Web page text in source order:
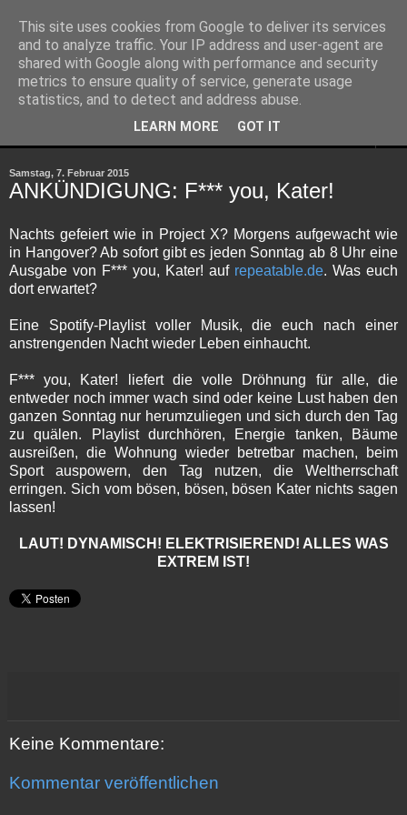
Samstag, 7. Februar 2015
ANKÜNDIGUNG: F*** you, Kater!
Nachts gefeiert wie in Project X? Morgens aufgewacht wie
in Hangover? Ab sofort gibt es jeden Sonntag ab 8 Uhr eine
Ausgabe von F*** you, Kater! auf repeatable.de. Was euch
dort erwartet?
Eine Spotify-Playlist voller Musik, die euch nach einer
anstrengenden Nacht wieder Leben einhaucht.
F*** you, Kater! liefert die volle Dröhnung für alle, die
entweder noch immer wach sind oder keine Lust haben den
ganzen Sonntag nur herumzuliegen und sich durch den Tag
zu quälen. Playlist durchhören, Energie tanken, Bäume
ausreißen, die Wohnung wieder betretbar machen, beim
Sport auspowern, den Tag nutzen, die Weltherrschaft
erringen. Sich vom bösen, bösen, bösen Kater nichts sagen
lassen!
LAUT! DYNAMISCH! ELEKTRISIEREND! ALLES WAS
EXTREM IST!
Keine Kommentare:
Kommentar veröffentlichen
This site uses cookies from Google to deliver its services
and to analyze traffic. Your IP address and user-agent are
shared with Google along with performance and security
metrics to ensure quality of service, generate usage
statistics, and to detect and address abuse.
LEARN MORE GOT IT